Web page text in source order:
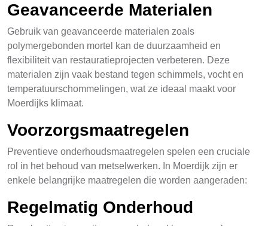
Geavanceerde Materialen
Gebruik van geavanceerde materialen zoals
polymergebonden mortel kan de duurzaamheid en
flexibiliteit van restauratieprojecten verbeteren. Deze
materialen zijn vaak bestand tegen schimmels, vocht en
temperatuurschommelingen, wat ze ideaal maakt voor
Moerdijks klimaat.
Voorzorgsmaatregelen
Preventieve onderhoudsmaatregelen spelen een cruciale
rol in het behoud van metselwerken. In Moerdijk zijn er
enkele belangrijke maatregelen die worden aangeraden:
Regelmatig Onderhoud